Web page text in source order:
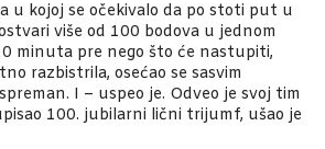
u kojoj se očekivalo da po stoti put u
više od 100 bodova u jednom
minuta pre nego što će nastupiti,
razbistrila, osećao se sasvim
I – uspeo je. Odveo je svoj tim
100. jubilarni lični trijumf, ušao je